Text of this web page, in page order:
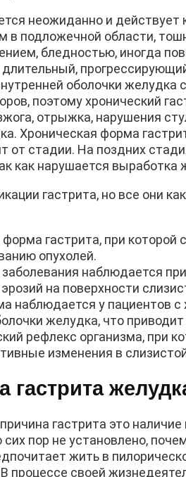
неожиданно и
в подложечной области,
бледностью, иногда
длительный,
оболочки
поэтому хронический
отрыжка, нарушения
Хроническая форма
от стадии. На поздних
как нарушается выработка
гастрита, но все они
гастрита, при которой
опухолей.
наблюдается
на поверхности
наблюдается у пациентов
желудка, что
рефлекс организма, при
изменения в
гастрита это
пор не установлено,
жить в
процессе своей